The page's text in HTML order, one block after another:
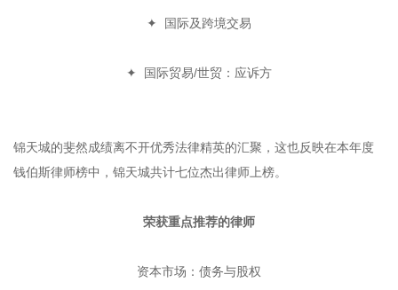
✦ 国际及跨境交易
✦ 国际贸易/世贸：应诉方
锦天城的斐然成绩离不开优秀法律精英的汇聚，这也反映在本年度
钱伯斯律师榜中，锦天城共计七位杰出律师上榜。
荣获重点推荐的律师
资本市场：债务与股权